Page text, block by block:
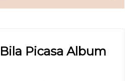
Picasa Album